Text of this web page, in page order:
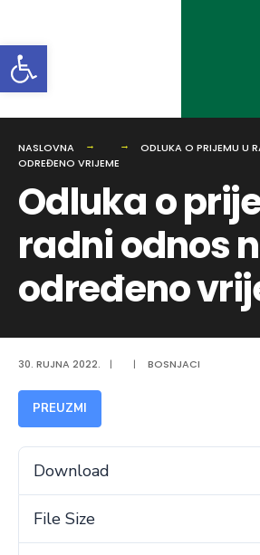
NASLOVNA
ODLUKA O PRIJEMU U
ODREĐENO VRIJEME
Odluka o
radni odnos
određeno
30. RUJNA 2022. | | BOSNJACI
PREUZMI
Download
File Size
Open toolbar